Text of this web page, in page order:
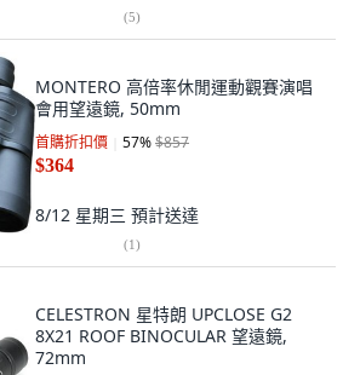
(5)
MONTERO 高倍率休閒運動觀賽演唱
會用望遠鏡, 50mm
首購折扣價 57%$857
$364
8/12 星期三 預計送達
(1)
CELESTRON 星特朗 UPCLOSE G2
8X21 ROOF BINOCULAR 望遠鏡,
72mm